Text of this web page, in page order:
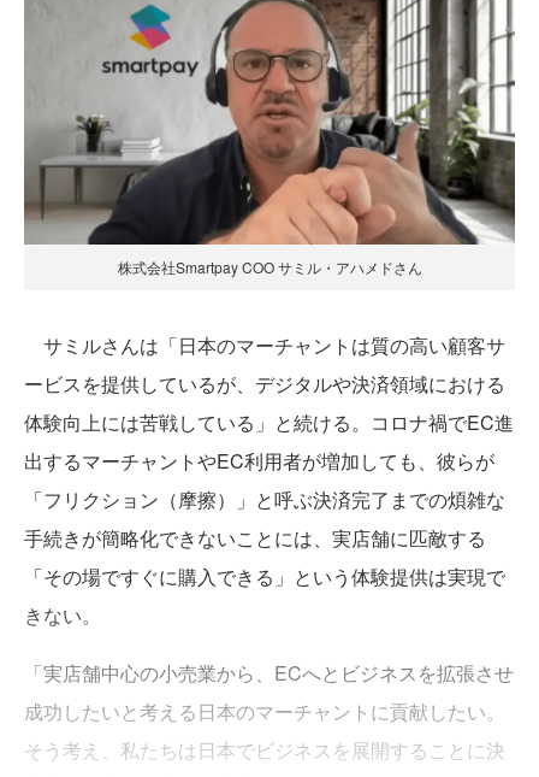
株式会社Smartpay COO サミル・アハメドさん
サミルさんは「日本のマーチャントは質の高い顧客サ
ービスを提供しているが、デジタルや決済領域における
体験向上には苦戦している」と続ける。コロナ禍でEC進
出するマーチャントやEC利用者が増加しても、彼らが
「フリクション（摩擦）」と呼ぶ決済完了までの煩雑な
手続きが簡略化できないことには、実店舗に匹敵する
「その場ですぐに購入できる」という体験提供は実現で
きない。
「実店舗中心の小売業から、ECへとビジネスを拡張させ
成功したいと考える日本のマーチャントに貢献したい。
そう考え、私たちは日本でビジネスを展開することに決